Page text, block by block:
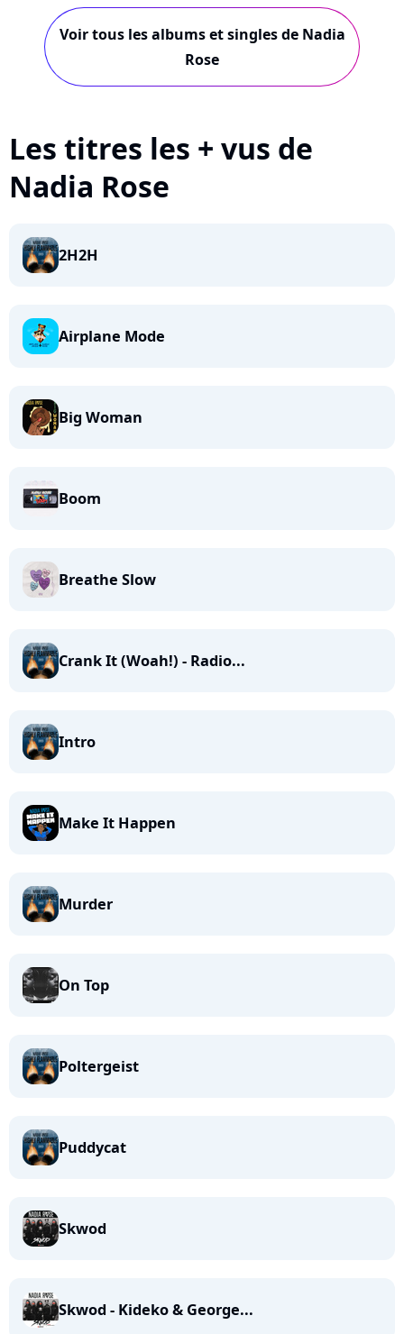
Voir tous les albums et singles de Nadia
Rose
Les titres les + vus de
Nadia Rose
2H2H
Airplane Mode
Big Woman
Boom
Breathe Slow
Crank It (Woah!) - Radio...
Intro
Make It Happen
Murder
On Top
Poltergeist
Puddycat
Skwod
Skwod - Kideko & George...